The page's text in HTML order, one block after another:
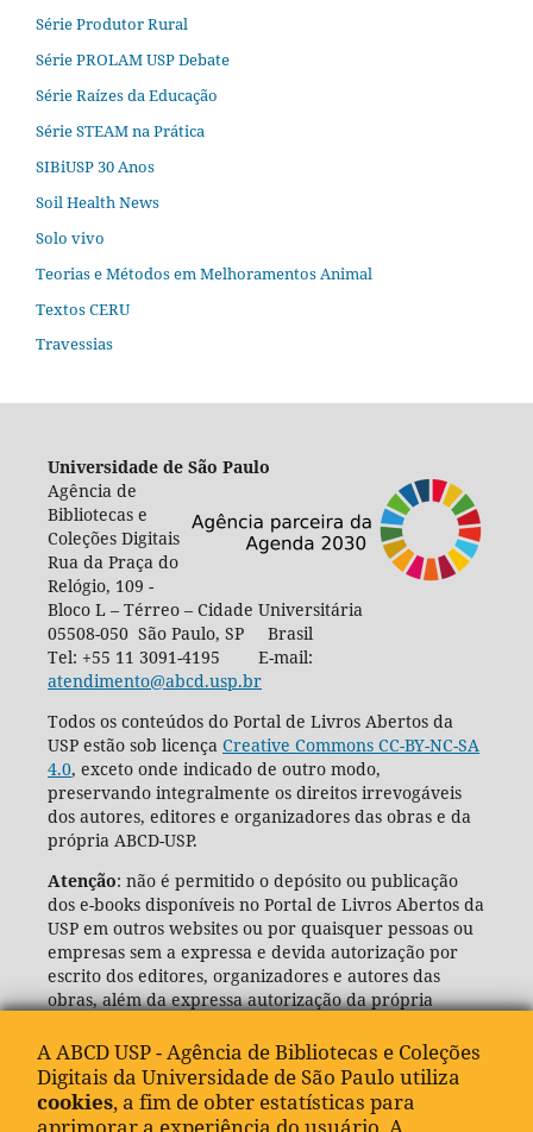
Série Produtor Rural
Série PROLAM USP Debate
Série Raízes da Educação
Série STEAM na Prática
SIBiUSP 30 Anos
Soil Health News
Solo vivo
Teorias e Métodos em Melhoramentos Animal
Textos CERU
Travessias
Universidade de São Paulo
Agência de
Bibliotecas e
Coleções Digitais
Rua da Praça do
Relógio, 109 -
Bloco L – Térreo – Cidade Universitária
05508-050 São Paulo, SP Brasil
Tel: +55 11 3091-4195 E-mail:
atendimento@abcd.usp.br
Todos os conteúdos do Portal de Livros Abertos da
USP estão sob licença Creative Commons CC-BY-NC-SA
4.0, exceto onde indicado de outro modo,
preservando integralmente os direitos irrevogáveis
dos autores, editores e organizadores das obras e da
própria ABCD-USP.
Atenção: não é permitido o depósito ou publicação
dos e-books disponíveis no Portal de Livros Abertos da
USP em outros websites ou por quaisquer pessoas ou
empresas sem a expressa e devida autorização por
escrito dos editores, organizadores e autores das
obras, além da expressa autorização da própria
(ABCD-USP).
A ABCD USP - Agência de Bibliotecas e Coleções
Digitais da Universidade de São Paulo utiliza
cookies, a fim de obter estatísticas para